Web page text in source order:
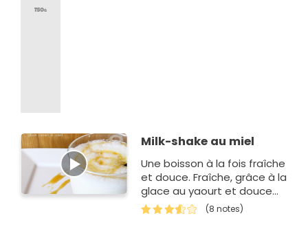
Milk-shake au miel
Une boisson à la fois fraîche
et douce. Fraîche, grâce à la
glace au yaourt et douce
grâce au miel qui vient
délicatement parfumé ce
(8 notes)